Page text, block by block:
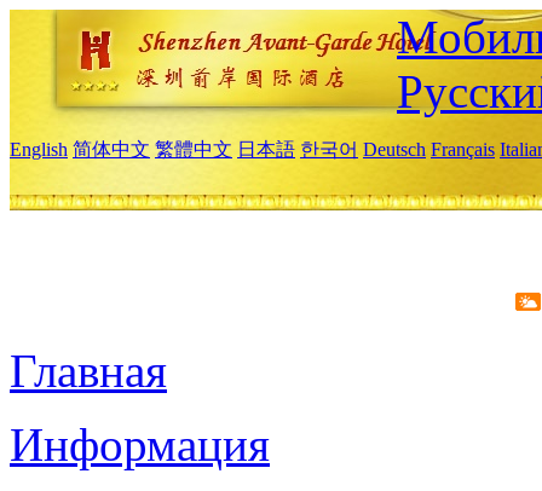
English 简体中文 繁體中文 日本語 한국어 Deutsch Français
Главная
Информация